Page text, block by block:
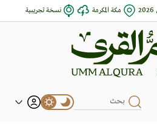
مكة المكرمة نسخة تجريبية